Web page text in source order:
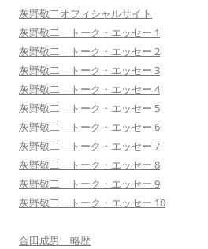
灰野敬二オフィシャルサイト
灰野敬二 トーク・エッセー 1
灰野敬二 トーク・エッセー 2
灰野敬二 トーク・エッセー 3
灰野敬二 トーク・エッセー 4
灰野敬二 トーク・エッセー 5
灰野敬二 トーク・エッセー 6
灰野敬二 トーク・エッセー 7
灰野敬二 トーク・エッセー 8
灰野敬二 トーク・エッセー 9
灰野敬二 トーク・エッセー 10
合田成男 略歴